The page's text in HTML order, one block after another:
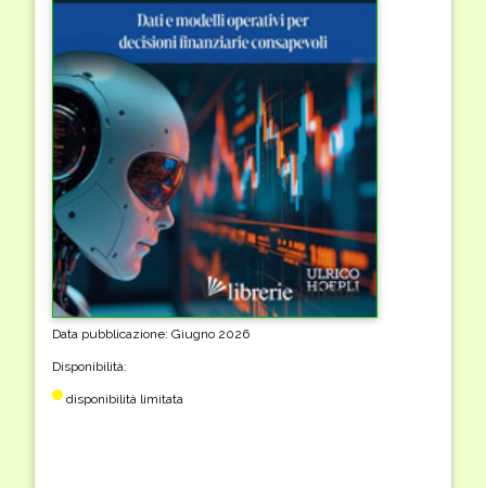
Data pubblicazione: Giugno 2026
Disponibilità:
disponibilità limitata